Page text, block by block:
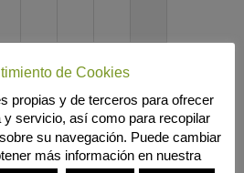
de Cookies
propias y de terceros para ofrecer
y servicio, así como para recopilar
su navegación. Puede cambiar
más información en nuestra